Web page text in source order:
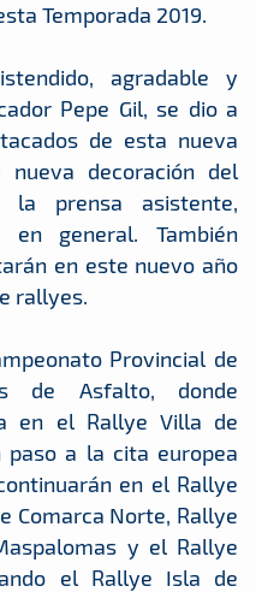
Temporada 2019.
agradable y
Pepe Gil, se dio a
de esta nueva
decoración del
prensa asistente,
en general. También
en este nuevo año
rallyes.
Provincial de
de Asfalto, donde
en el Rallye Villa de
paso a la cita europea
en el Rallye
Comarca Norte, Rallye
y el Rallye
el Rallye Isla de